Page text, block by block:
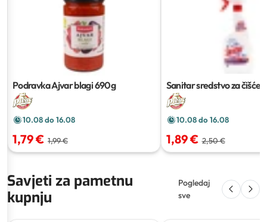
Podravka Ajvar blagi690g
10.08 do 16.08
1,79 € 1,99 €
Sanitar sredstvo za
power
10.08 do 16.08
1,89 € 2,50 €
Savjeti za pametnu
kupnju
Pogledaj
sve